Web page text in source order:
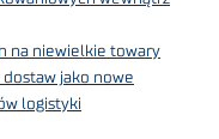
na niewielkie towary
dostaw jako nowe
logistyki